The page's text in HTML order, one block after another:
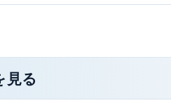
見る